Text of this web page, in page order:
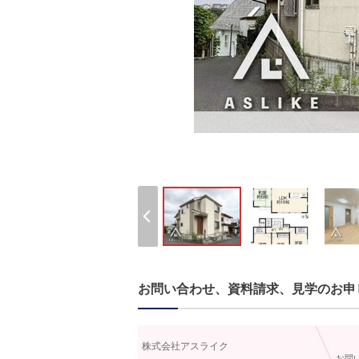
お問い合わせ、資料請求、見学のお
株式会社アスライク